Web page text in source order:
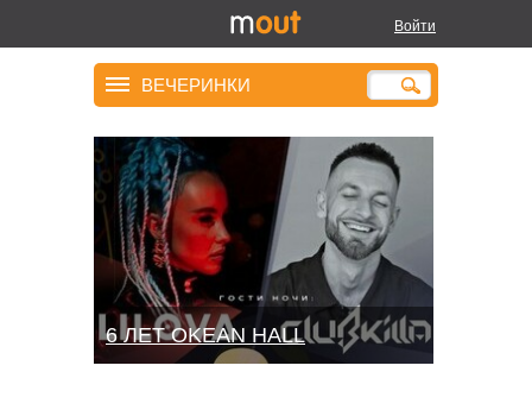
Войти
ВЕЧЕРИНКИ
6 ЛЕТ OKEAN HALL